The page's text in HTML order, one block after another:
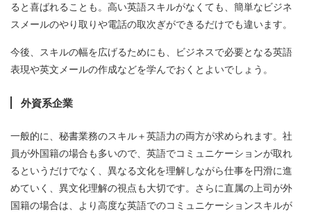
ると喜ばれることも。高い英語スキルがなくても、簡単なビジネ
スメールのやり取りや電話の取次ぎができるだけでも違います。
今後、スキルの幅を広げるためにも、ビジネスで必要となる英語
表現や英文メールの作成などを学んでおくとよいでしょう。
外資系企業
一般的に、秘書業務のスキル＋英語力の両方が求められます。社
員が外国籍の場合も多いので、英語でコミュニケーションが取れ
るというだけでなく、異なる文化を理解しながら仕事を円滑に進
めていく、異文化理解の視点も大切です。さらに直属の上司が外
国籍の場合は、より高度な英語でのコミュニケーションスキルが